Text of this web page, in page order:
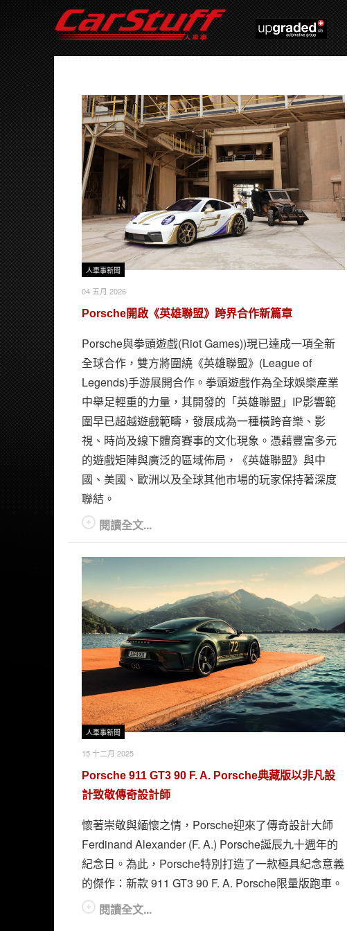
人車事新聞
04 五月 2026
Porsche開啟《英雄聯盟》跨界合作新篇章
Porsche與拳頭遊戲(Riot Games))現已達成一項全新
全球合作，雙方將圍繞《英雄聯盟》(League of
Legends)手游展開合作。拳頭遊戲作為全球娛樂產業
中舉足輕重的力量，其開發的「英雄聯盟」IP影響範
圍早已超越遊戲範疇，發展成為一種橫跨音樂、影
視、時尚及線下體育賽事的文化現象。憑藉豐富多元
的遊戲矩陣與廣泛的區域佈局，《英雄聯盟》與中
國、美國、歐洲以及全球其他市場的玩家保持著深度
聯結。
閱讀全文...
人車事新聞
15 十二月 2025
Porsche 911 GT3 90 F. A. Porsche典藏版以非凡設
計致敬傳奇設計師
懷著崇敬與緬懷之情，Porsche迎來了傳奇設計大師
Ferdinand Alexander (F. A.) Porsche誕辰九十週年的
紀念日。為此，Porsche特別打造了一款極具紀念意義
的傑作：新款 911 GT3 90 F. A. Porsche限量版跑車。
閱讀全文...